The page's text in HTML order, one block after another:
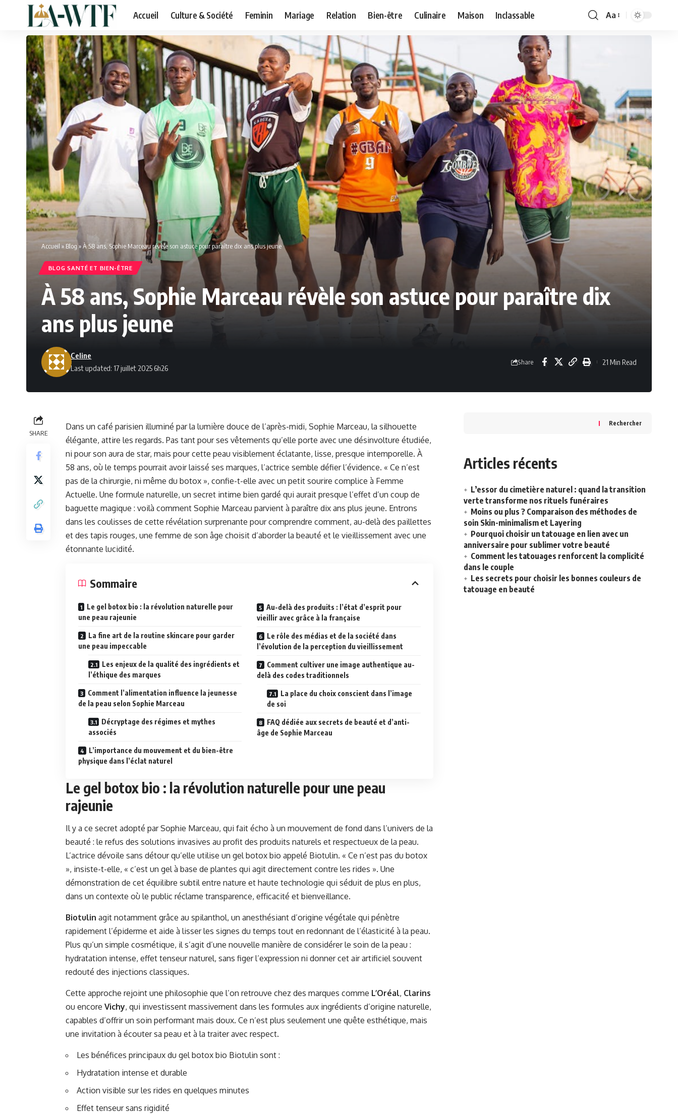
Accueil Culture & Société Feminin Mariage Relation Bien-être Culinaire Maison Inclassable
Font
Aa
Accueil » Blog »À 58 ans, Sophie Marceau révèle son astuce pour paraître dix ans plus jeune
BLOG SANTÉ ET BIEN-ÊTRE
À 58 ans, Sophie Marceau révèle son astuce pour paraître dix
ans plus jeune
Last updated: 17 juillet 2025 6h26
Celine
Share 21 Min Read
SHARE
Dans un café parisien illuminé par la lumière douce de l’après-midi, Sophie Marceau, la silhouette
élégante, attire les regards. Pas tant pour ses vêtements qu’elle porte avec une désinvolture étudiée,
ni pour son aura de star, mais pour cette peau visiblement éclatante, lisse, presque intemporelle. À
58 ans, où le temps pourrait avoir laissé ses marques, l’actrice semble défier l’évidence. « Ce n’est
pas de la chirurgie, ni même du botox », confie-t-elle avec un petit sourire complice à Femme
Actuelle. Une formule naturelle, un secret intime bien gardé qui aurait presque l’effet d’un coup de
baguette magique : voilà comment Sophie Marceau parvient à paraître dix ans plus jeune. Entrons
dans les coulisses de cette révélation surprenante pour comprendre comment, au-delà des paillettes
et des tapis rouges, une femme de son âge choisit d’aborder la beauté et le vieillissement avec une
étonnante lucidité.
Sommaire
Le gel botox bio : la révolution naturelle pour
une peau rajeunie
La fine art de la routine skincare pour garder
une peau impeccable
Les enjeux de la qualité des ingrédients et
l’éthique des marques
Comment l’alimentation influence la jeunesse
de la peau selon Sophie Marceau
Décryptage des régimes et mythes
associés
L’importance du mouvement et du bien-être
physique dans l’éclat naturel
Au-delà des produits : l’état d’esprit pour
vieillir avec grâce à la française
Le rôle des médias et de la société dans
l’évolution de la perception du vieillissement
Comment cultiver une image authentique au-
delà des codes traditionnels
La place du choix conscient dans l’image
de soi
FAQ dédiée aux secrets de beauté et d’anti-
âge de Sophie Marceau
Le gel botox bio : la révolution naturelle pour une peau
rajeunie
Il y a ce secret adopté par Sophie Marceau, qui fait écho à un mouvement de fond dans l’univers de la
beauté : le refus des solutions invasives au profit des produits naturels et respectueux de la peau.
L’actrice dévoile sans détour qu’elle utilise un gel botox bio appelé Biotulin. « Ce n’est pas du botox
», insiste-t-elle, « c’est un gel à base de plantes qui agit directement contre les rides ». Une
démonstration de cet équilibre subtil entre nature et haute technologie qui séduit de plus en plus,
dans un contexte où le public réclame transparence, efficacité et bienveillance.
Biotulin agit notamment grâce au spilanthol, un anesthésiant d’origine végétale qui pénètre
rapidement l’épiderme et aide à lisser les signes du temps tout en redonnant de l’élasticité à la peau.
Plus qu’un simple cosmétique, il s’agit d’une nouvelle manière de considérer le soin de la peau :
hydratation intense, effet tenseur naturel, sans figer l’expression ni donner cet air artificiel souvent
redouté des injections classiques.
Cette approche rejoint une philosophie que l’on retrouve chez des marques comme L’Oréal, Clarins
ou encore Vichy, qui investissent massivement dans les formules aux ingrédients d’origine naturelle,
capables d’offrir un soin performant mais doux. Ce n’est plus seulement une quête esthétique, mais
une invitation à écouter sa peau et à la traiter avec respect.
Les bénéfices principaux du gel botox bio Biotulin sont :
Hydratation intense et durable
Action visible sur les rides en quelques minutes
Effet tenseur sans rigidité
Rechercher
Articles récents
L’essor du cimetière naturel : quand la transition
verte transforme nos rituels funéraires
Moins ou plus ? Comparaison des méthodes de
soin Skin-minimalism et Layering
Pourquoi choisir un tatouage en lien avec un
anniversaire pour sublimer votre beauté
Comment les tatouages renforcent la complicité
dans le couple
Les secrets pour choisir les bonnes couleurs de
tatouage en beauté